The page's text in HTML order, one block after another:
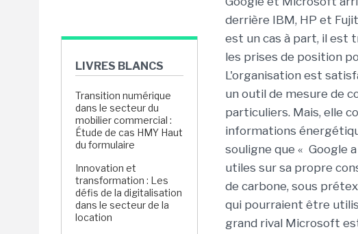
LIVRES BLANCS
Transition numérique
dans le secteur du
mobilier commercial :
Étude de cas HMY Haut
du formulaire
Innovation et
transformation : Les
défis de la digitalisation
dans le secteur de la
location
derrière IBM, HP et
est un cas à part, il est
les prises de position
L'organisation est
un outil de mesure de
particuliers. Mais, elle
informations
souligne que « Google
utiles sur sa propre
de carbone, sous
qui pourraient être
grand rival Microsoft